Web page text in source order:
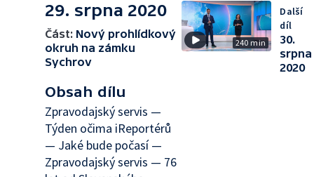
29. srpna 2020
Část: Nový prohlídkový
okruh na zámku
Sychrov
Obsah dílu
Zpravodajský servis —
Týden očima iReportérů
— Jaké bude počasí —
Zpravodajský servis — 76
240 min
Další
díl
30.
srpna
2020